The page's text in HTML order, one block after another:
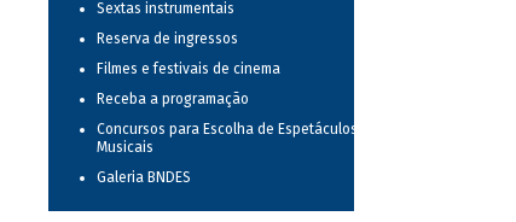
Sextas instrumentais
Reserva de ingressos
Filmes e festivais de cinema
Receba a programação
Concursos para Escolha de Espetáculos
Musicais
Galeria BNDES